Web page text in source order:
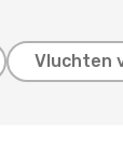
Vluchten